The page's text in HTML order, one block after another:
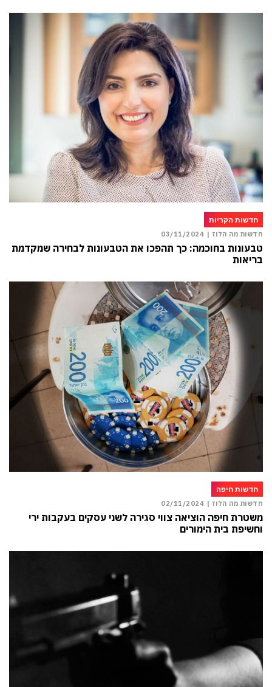
חדשות הקריות
חדשות מה הלוז | 03/11/2024
טבעונות בחוכמה: כך תהפכו את הטבעונות לבחירה שמקדמת
בריאות
חדשות חיפה
חדשות מה הלוז | 02/11/2024
משטרת חיפה הוציאה צווי סגירה לשני עסקים בעקבות ירי
וחשיפת בית הימורים